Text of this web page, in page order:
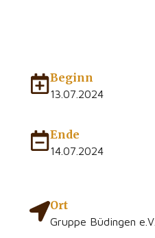
Beginn
13.07.2024
Ende
14.07.2024
Ort
Gruppe Büdingen e.V.